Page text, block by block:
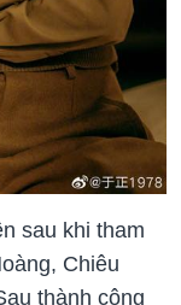
sau khi tham
Chiêu
thành công